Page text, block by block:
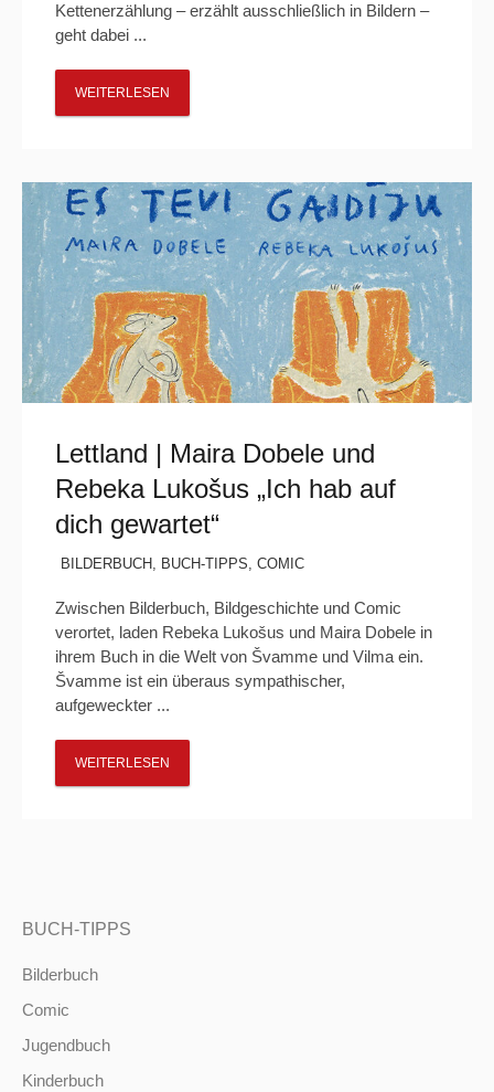
Kettenerzählung – erzählt ausschließlich in Bildern –
geht dabei ...
WEITERLESEN
Lettland | Maira Dobele und
Rebeka Lukošus „Ich hab auf
dich gewartet“
BILDERBUCH , BUCH-TIPPS, COMIC
Zwischen Bilderbuch, Bildgeschichte und Comic
verortet, laden Rebeka Lukošus und Maira Dobele in
ihrem Buch in die Welt von Švamme und Vilma ein.
Švamme ist ein überaus sympathischer,
aufgeweckter ...
WEITERLESEN
BUCH-TIPPS
Bilderbuch
Comic
Jugendbuch
Kinderbuch